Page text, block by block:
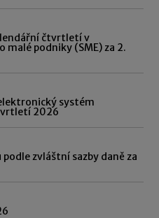
čtvrtletí v
malé podniky (SME) za 2.
systém
2026
zvláštní sazby daně za